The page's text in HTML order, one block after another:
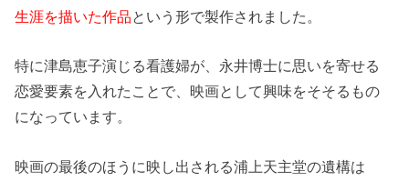
生涯を描いた作品という形で製作されました。
特に津島恵子演じる看護婦が、永井博士に思いを寄せる
恋愛要素を入れたことで、映画として興味をそそるもの
になっています。
映画の最後のほうに映し出される浦上天主堂の遺構は